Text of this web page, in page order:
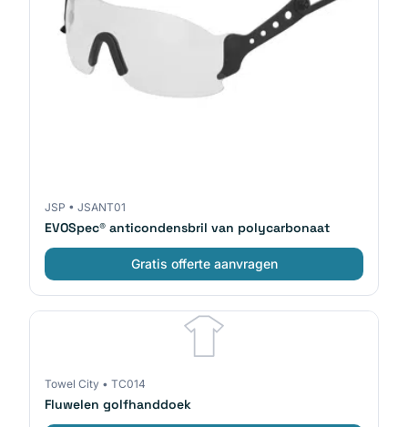
JSP • JSANT01
EVOSpec® anticondensbril van polycarbonaat
Gratis offerte aanvragen
Towel City • TC014
Fluwelen golfhanddoek